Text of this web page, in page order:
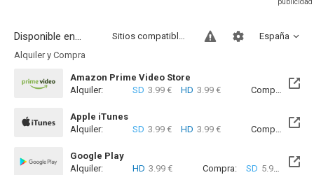
Disponible en... España
Sitios compatibles
Alquiler y Compra
Amazon Prime Video Store
Alquiler:
SD 3.99 € HD 3.99 € Compra: SD
Apple iTunes
Alquiler:
SD 3.99 € HD 3.99 € Compra: SD
Google Play
Alquiler:
HD 3.99 € Compra: SD 5.99 € HD